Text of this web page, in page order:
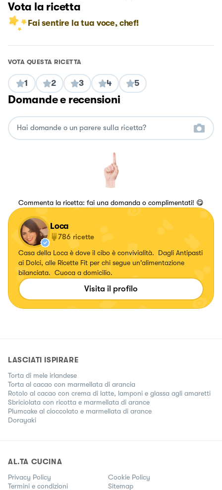
Vota la ricetta
Fai sentire la tua voce, chef!
VOTA QUESTA RICETTA
1 2 3 4 5
Domande e recensioni
Commenta la ricetta: fai una domanda o complimentati! 😋
Loca
786 ricette
Casa della Loca è dove il cibo è convivialità. Dagli Antipasti
ai Dolci, alle Ricette Fit per chi segue un'alimentazione
bilanciata. Cuoca a domicilio.
Visita il profilo
LASCIATI ISPIRARE
Torta di mele irlandese
Torta al cacao con marmellata di arancia
Rotolo al cacao con crema di latte, lamponi e glassa agli amaretti
Sbriciolata con ricotta e marmellata di arance
Plumcake al cioccolato e marmellata di arance
Dorayaki
AL.TA CUCINA
Privacy Policy
Cookie Policy
Termini e condizioni
Sitemap